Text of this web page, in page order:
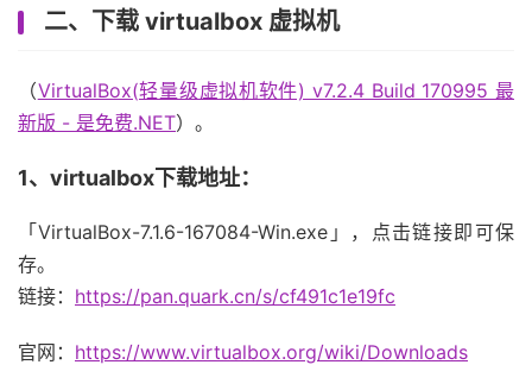
二、下载 virtualbox 虚拟机
（VirtualBox(轻量级虚拟机软件) v7.2.4 Build 170995 最
新版 - 是免费.NET）。
1、virtualbox下载地址：
「VirtualBox-7.1.6-167084-Win.exe」，点击链接即可保
存。
链接： https://pan.quark.cn/s/cf491c1e19fc
官网： https://www.virtualbox.org/wiki/Downloads